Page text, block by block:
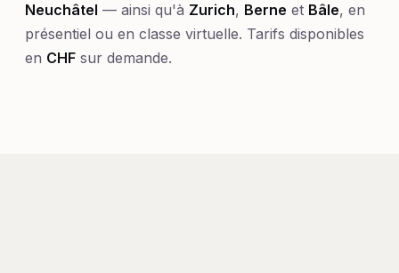
Neuchâtel — ainsi qu'à Zurich, Berne et Bâle, en
présentiel ou en classe virtuelle. Tarifs disponibles
en CHF sur demande.